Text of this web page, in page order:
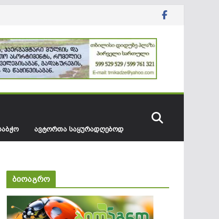
ᲐᲕᲢᲝᲠᲗᲐ ᲡᲐᲧᲣᲠᲐᲓᲦᲔᲑᲝᲓ
ბიოაგრო